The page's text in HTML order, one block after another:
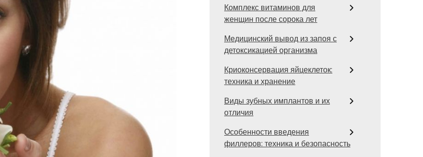
Комплекс витаминов для
женщин после сорока лет
Медицинский вывод из запоя с
детоксикацией организма
Криоконсервация яйцеклеток:
техника и хранение
Виды зубных имплантов и их
отличия
Особенности введения
филлеров: техника и безопасность